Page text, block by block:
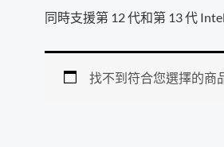
同時支援第 12 代和第 13 代
找不到符合您選擇的商